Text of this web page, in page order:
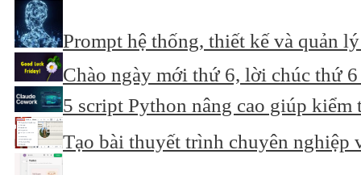
Prompt hệ thống, thiết kế và quản
Chào ngày mới thứ 6, lời chúc thứ
5 script Python nâng cao giúp
Tạo bài thuyết trình chuyên nghiệp